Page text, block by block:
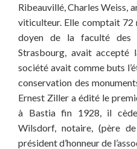
Ribeauvillé, Charles Weiss,
viticulteur. Elle comptait 72
doyen de la faculté des
Strasbourg, avait accepté
société avait comme buts
conservation des
Ernest Ziller a édité le
à Bastia fin 1928, il
Wilsdorf, notaire, (père
président d’honneur de